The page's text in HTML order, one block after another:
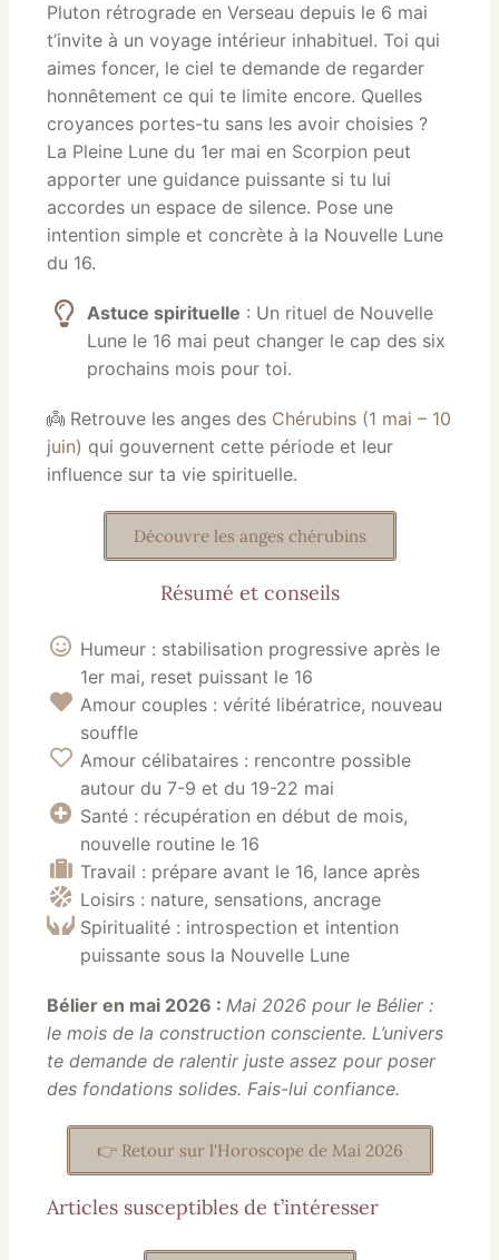
Pluton rétrograde en Verseau depuis le 6 mai
t’invite à un voyage intérieur inhabituel. Toi qui
aimes foncer, le ciel te demande de regarder
honnêtement ce qui te limite encore. Quelles
croyances portes-tu sans les avoir choisies ?
La Pleine Lune du 1er mai en Scorpion peut
apporter une guidance puissante si tu lui
accordes un espace de silence. Pose une
intention simple et concrète à la Nouvelle Lune
du 16.
Astuce spirituelle : Un rituel de Nouvelle
Lune le 16 mai peut changer le cap des six
prochains mois pour toi.
👼 Retrouve les anges des Chérubins (1 mai – 10
juin) qui gouvernent cette période et leur
influence sur ta vie spirituelle.
Découvre les anges chérubins
Résumé et conseils
Humeur : stabilisation progressive après le
1er mai, reset puissant le 16
Amour couples : vérité libératrice, nouveau
souffle
Amour célibataires : rencontre possible
autour du 7-9 et du 19-22 mai
Santé : récupération en début de mois,
nouvelle routine le 16
Travail : prépare avant le 16, lance après
Loisirs : nature, sensations, ancrage
Spiritualité : introspection et intention
puissante sous la Nouvelle Lune
Bélier en mai 2026 : Mai 2026 pour le Bélier :
le mois de la construction consciente. L’univers
te demande de ralentir juste assez pour poser
des fondations solides. Fais-lui confiance.
👉 Retour sur l'Horoscope de Mai 2026
Articles susceptibles de t’intéresser